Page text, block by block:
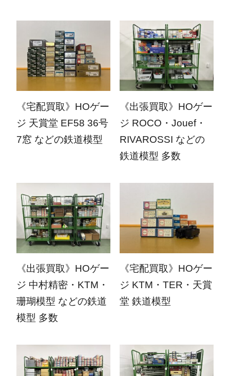
《宅配買取》HOゲー
ジ 天賞堂 EF58 36号
7窓 などの鉄道模型
2026.04.27
《出張買取》HOゲー
ジ ROCO・Jouef・
RIVAROSSI などの
鉄道模型 多数
2026.04.20
《出張買取》HOゲー
ジ 中村精密・KTM・
珊瑚模型 などの鉄道
模型 多数
《宅配買取》HOゲー
ジ KTM・TER・天賞
堂 鉄道模型